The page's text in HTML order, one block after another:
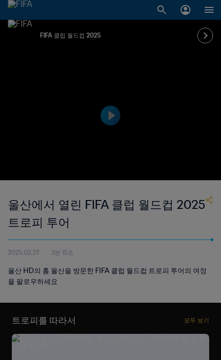
FIFA 클럽 월드컵 2025
울산에서 열린 FIFA 클럽 월드컵 2025
트로피 투어
2025.02.27 3분 15초
울산 HD의 홈 울산을 방문한 FIFA 클럽 월드컵 트로피 투어의 여정
을 팔로우하세요
트로피를 따라서 모두 보기